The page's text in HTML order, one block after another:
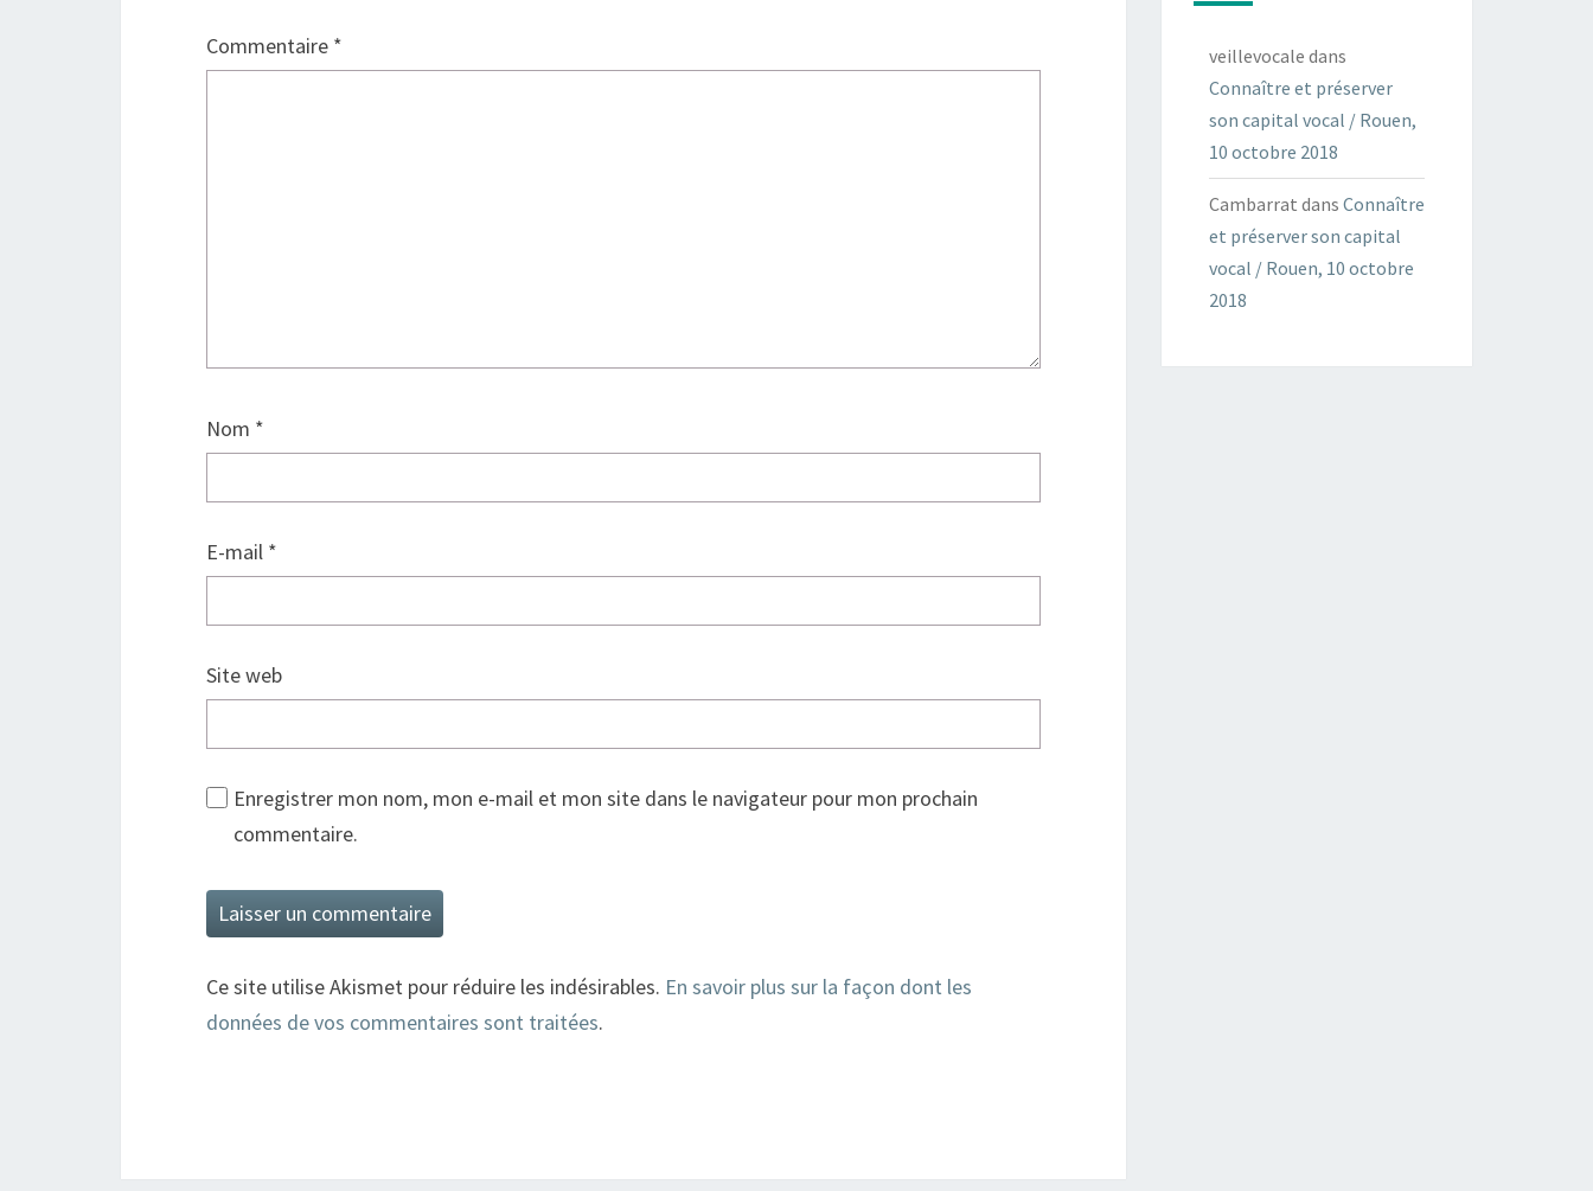
Commentaire *
Nom *
E-mail *
Site web
Enregistrer mon nom, mon e-mail et mon site dans le navigateur pour mon prochain
commentaire.
Ce site utilise Akismet pour réduire les indésirables. En savoir plus sur la façon dont les
données de vos commentaires sont traitées.
veillevocale dans
Connaître et préserver
son capital vocal / Rouen,
10 octobre 2018
Cambarrat dans Connaître
et préserver son capital
vocal / Rouen, 10 octobre
2018